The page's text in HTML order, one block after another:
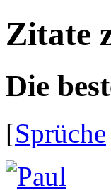
Zitate
Die
[Sprüche